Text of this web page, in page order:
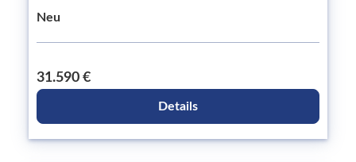
Neu
31.590 €
Details